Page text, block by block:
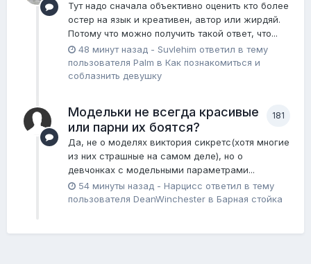
Тут надо сначала объективно оценить кто более
остер на язык и креативен, автор или жирдяй.
Потому что можно получить такой ответ, что...
48 минут назад - Suvlehim ответил в тему
пользователя Palm в Как познакомиться и
соблазнить девушку
181
Модельки не всегда красивые
или парни их боятся?
Да, не о моделях виктория сикретс(хотя многие
из них страшные на самом деле), но о
девчонках с модельными параметрами...
54 минуты назад - Нарцисс ответил в тему
пользователя DeanWinchester в Барная стойка